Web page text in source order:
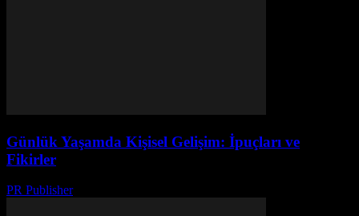
Günlük Yaşamda Kişisel Gelişim: İpuçları ve
Fikirler
PR Publisher-